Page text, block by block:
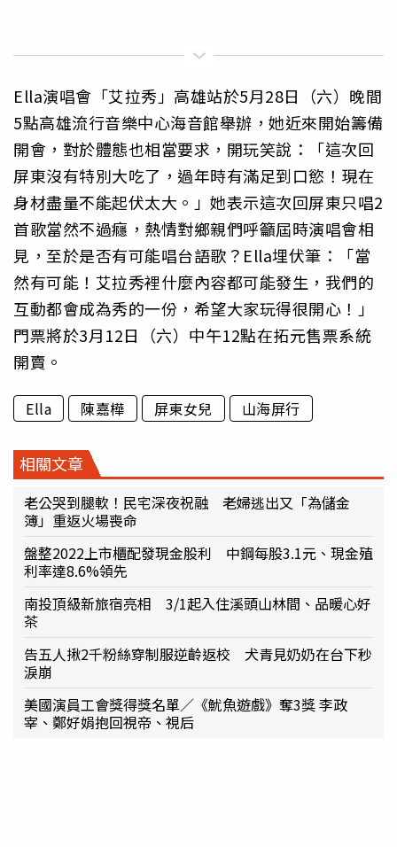
Ella演唱會「艾拉秀」高雄站於5月28日（六）晚間
5點高雄流行音樂中心海音館舉辦，她近來開始籌備
開會，對於體態也相當要求，開玩笑說：「這次回
屏東沒有特別大吃了，過年時有滿足到口慾！現在
身材盡量不能起伏太大。」她表示這次回屏東只唱2
首歌當然不過癮，熱情對鄉親們呼籲屆時演唱會相
見，至於是否有可能唱台語歌？Ella埋伏筆：「當
然有可能！艾拉秀裡什麼內容都可能發生，我們的
互動都會成為秀的一份，希望大家玩得很開心！」
門票將於3月12日（六）中午12點在拓元售票系統
開賣。
Ella 陳嘉樺 屏東女兒 山海屏行
相關文章
老公哭到腿軟！民宅深夜祝融 老婦逃出又「為儲金
簿」重返火場喪命
盤整2022上市櫃配發現金股利 中鋼每股3.1元、現金殖
利率達8.6%領先
南投頂級新旅宿亮相 3/1起入住溪頭山林間、品暖心好
茶
告五人揪2千粉絲穿制服逆齡返校 犬青見奶奶在台下秒
淚崩
美國演員工會獎得獎名單／《魷魚遊戲》奪3獎 李政
宰、鄭好娟抱回視帝、視后